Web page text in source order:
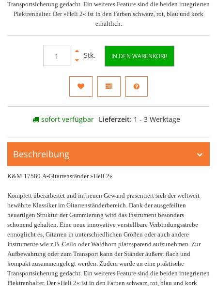
Transportsicherung gedacht. Ein weiteres Feature sind die beiden integrierten
Plektrenhalter. Der »Heli 2« ist in den Farben schwarz, rot, blau und kork
erhältlich.
Stk. IN DEN WARENKORB
sofort verfügbar Lieferzeit: 1 - 3 Werktage
Beschreibung
K&M 17580 A-Gitarrenständer »Heli 2«
Komplett überarbeitet und im neuen Gewand präsentiert sich der weltweit
bewährte Klassiker im Gitarrenständerbereich. Dank der ausgefeilten
neuartigen Struktur der Gummierung wird das Instrument besonders
schonend gehalten. Eine neue innovative verstellbare Verbindungsstrebe
ermöglicht es, Gitarren in unterschiedlichen Größen oder auch andere
Instrumente wie z.B. Cello oder Waldhorn platzsparend aufzunehmen. Zur
Aufbewahrung oder zum Transport kann der Ständer äußerst flach und
kompakt zusammengelegt werden. Zudem wurde an eine praktische
Transportsicherung gedacht. Ein weiteres Feature sind die beiden integrierten
Plektrenhalter. Der »Heli 2« ist in den Farben schwarz, rot, blau und kork